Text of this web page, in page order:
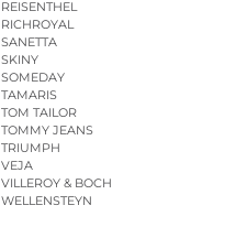
REISENTHEL
RICHROYAL
SANETTA
SKINY
SOMEDAY
TAMARIS
TOM TAILOR
TOMMY JEANS
TRIUMPH
VEJA
VILLEROY & BOCH
WELLENSTEYN